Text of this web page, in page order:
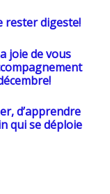
rester digeste!
joie de vous
d’apprendre
qui se déploie